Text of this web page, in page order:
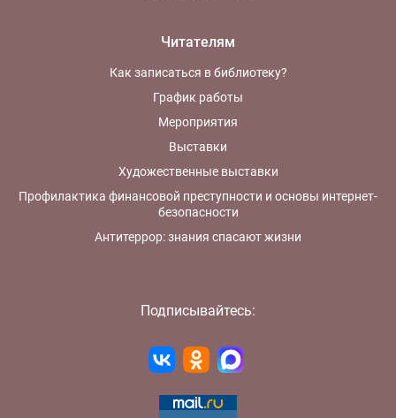
Читателям
Как записаться в библиотеку?
График работы
Мероприятия
Выставки
Художественные выставки
Профилактика финансовой преступности и основы интернет-
безопасности
Антитеррор: знания спасают жизни
Подписывайтесь: